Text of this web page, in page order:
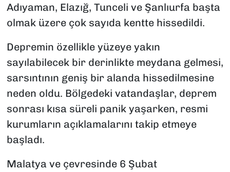
Adıyaman, Elazığ, Tunceli ve Şanlıurfa başta
olmak üzere çok sayıda kentte hissedildi.
Depremin özellikle yüzeye yakın
sayılabilecek bir derinlikte meydana gelmesi,
sarsıntının geniş bir alanda hissedilmesine
neden oldu. Bölgedeki vatandaşlar, deprem
sonrası kısa süreli panik yaşarken, resmi
kurumların açıklamalarını takip etmeye
başladı.
Malatya ve çevresinde 6 Şubat